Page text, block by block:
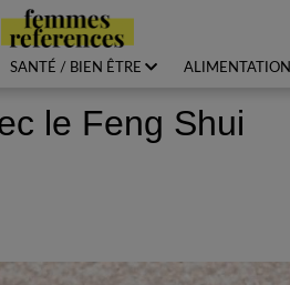
SANTÉ / BIEN ÊTRE ALIMENTATION
le Feng Shui